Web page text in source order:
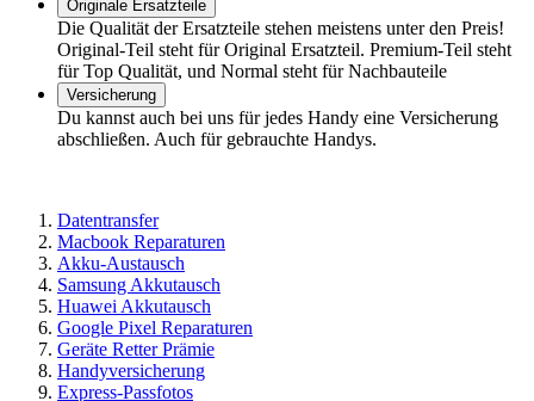
Originale Ersatzteile
Die Qualität der Ersatzteile stehen meistens unter den Preis!
Original-Teil steht für Original Ersatzteil. Premium-Teil steht
für Top Qualität, und Normal steht für Nachbauteile
Versicherung
Du kannst auch bei uns für jedes Handy eine Versicherung
abschließen. Auch für gebrauchte Handys.
Datentransfer
Macbook Reparaturen
Akku-Austausch
Samsung Akkutausch
Huawei Akkutausch
Google Pixel Reparaturen
Geräte Retter Prämie
Handyversicherung
Express-Passfotos